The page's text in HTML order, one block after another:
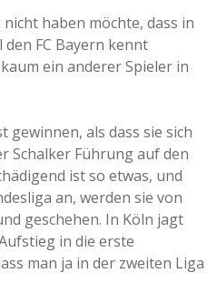
haben möchte, dass in
FC Bayern kennt
ein anderer Spieler in
als dass sie sich
Schalker Führung auf den
ist so etwas, und
an, werden sie von
geschehen. In Köln jagt
in die erste
man ja in der zweiten Liga